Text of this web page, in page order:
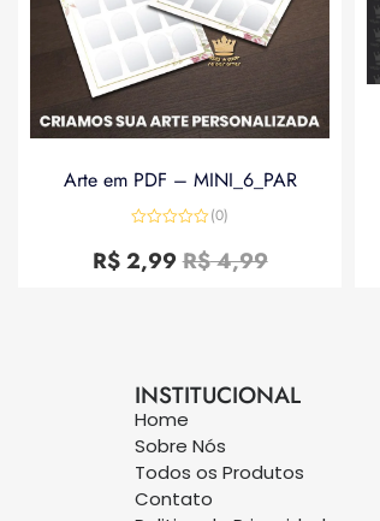
Arte em PDF – MINI_6_PAR
0
de
(0)
R$4,99
R$2,99
INSTITUCIONAL
Home
Sobre Nós
Todos os Produtos
Contato